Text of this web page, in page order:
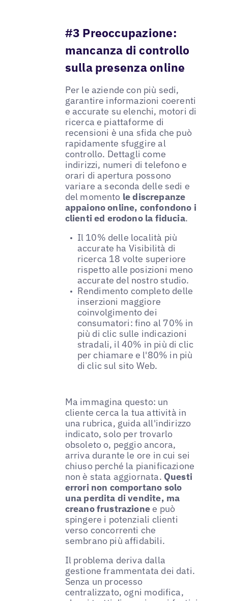
#3 Preoccupazione:
mancanza di controllo
sulla presenza online
Per le aziende con più sedi,
garantire informazioni coerenti
e accurate su elenchi, motori di
ricerca e piattaforme di
recensioni è una sfida che può
rapidamente sfuggire al
controllo. Dettagli come
indirizzi, numeri di telefono e
orari di apertura possono
variare a seconda delle sedi e
del momento le discrepanze
appaiono online, confondono i
clienti ed erodono la fiducia.
Il 10% delle località più
accurate ha Visibilità di
ricerca 18 volte superiore
rispetto alle posizioni meno
accurate del nostro studio.
Rendimento completo delle
inserzioni maggiore
coinvolgimento dei
consumatori: fino al 70% in
più di clic sulle indicazioni
stradali, il 40% in più di clic
per chiamare e l'80% in più
di clic sul sito Web.
Ma immagina questo: un
cliente cerca la tua attività in
una rubrica, guida all'indirizzo
indicato, solo per trovarlo
obsoleto o, peggio ancora,
arriva durante le ore in cui sei
chiuso perché la pianificazione
non è stata aggiornata. Questi
errori non comportano solo
una perdita di vendite, ma
creano frustrazione e può
spingere i potenziali clienti
verso concorrenti che
sembrano più affidabili.
Il problema deriva dalla
gestione frammentata dei dati.
Senza un processo
centralizzato, ogni modifica,